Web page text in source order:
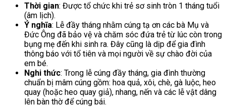
Thời gian: Được tổ chức khi trẻ sơ sinh tròn 1 tháng tuổi
(âm lịch).
Ý nghĩa: Lễ đầy tháng nhằm cúng tạ ơn các bà Mụ và
Đức Ông đã bảo vệ và chăm sóc đứa trẻ từ lúc còn trong
bụng mẹ đến khi sinh ra. Đây cũng là dịp để gia đình
thông báo với tổ tiên và mọi người về sự chào đời của
em bé.
Nghi thức: Trong lễ cúng đầy tháng, gia đình thường
chuẩn bị mâm cúng gồm: hoa quả, xôi, chè, gà luộc, heo
quay (hoặc heo quay giả), nhang, nến và các lễ vật dâng
lên bàn thờ để cúng bái.